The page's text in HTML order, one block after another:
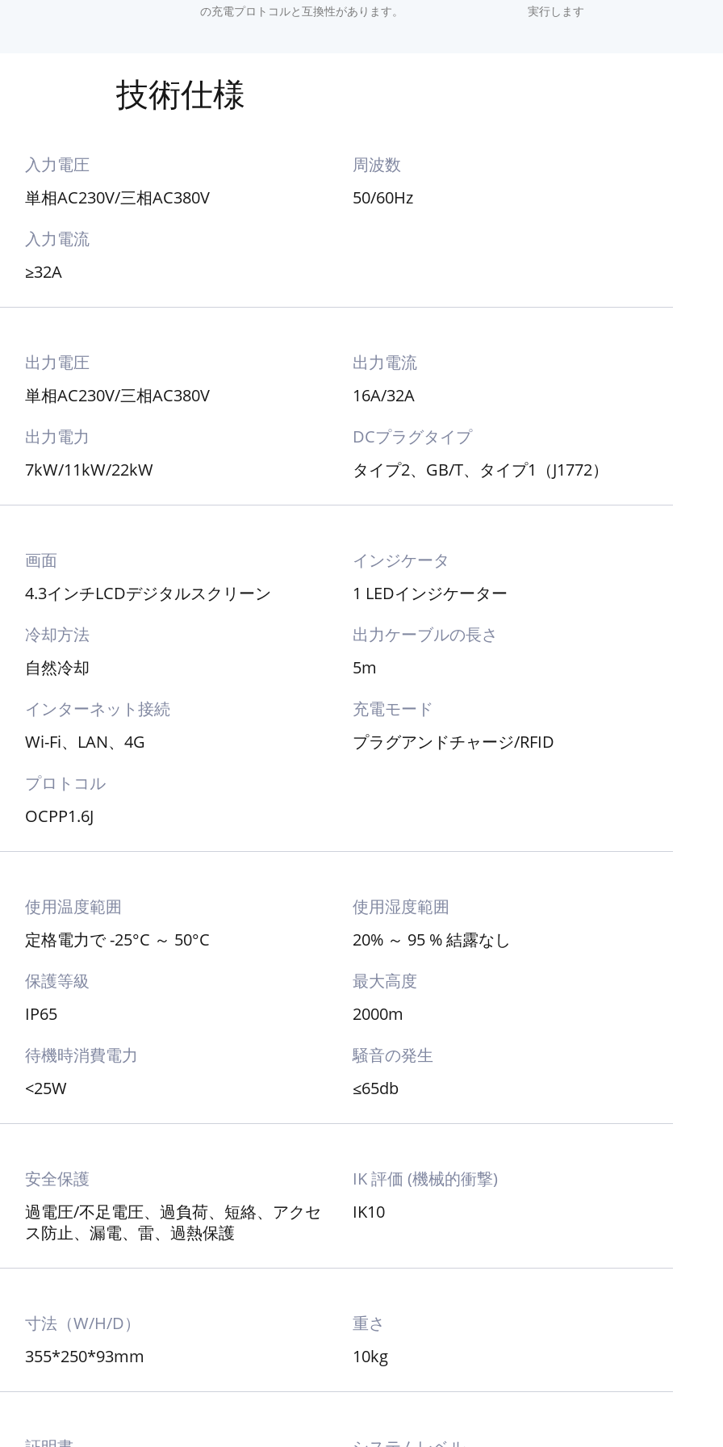
カスタマイズ可能な充電 効率的
入力電圧
単相AC230V/三相AC380V
入力電流
≥32A
周波数
出力電圧
単相AC230V/三相AC380V
出力電力
7kW/11kW/22kW
出力電流
16A/32A
DCプラグタイプ
タイプ2、GB/T、タイプ1（J1772）
画面
4.3インチLCDデジタルスクリーン
冷却方法
自然冷却
インターネット接続
Wi-Fi、LAN、4G
プロトコル
OCPP1.6J
インジケータ
1 LEDインジケーター
出力ケーブルの長さ
5m
充電モード
使用温度範囲
定格電力で -25°C ～ 50°C
保護等級
IP65
待機時消費電力
<25W
使用湿度範囲
20% ～ 95 % 結露なし
最大高度
2000m
騒音の発生
≤65db
安全保護
ス防止、漏電、雷、過熱保護
IK 評価 (機械的衝撃)
寸法（W/H/D）
355*250*93mm
重さ
10kg